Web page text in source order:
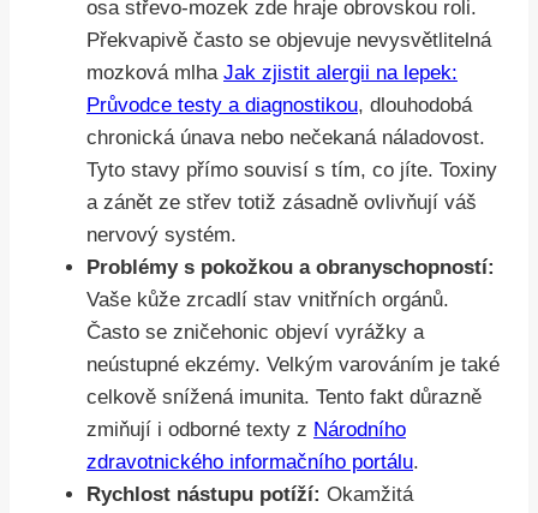
osa střevo-mozek zde hraje obrovskou roli.
Překvapivě často se objevuje nevysvětlitelná
mozková mlha Jak zjistit alergii na lepek:
Průvodce testy a diagnostikou, dlouhodobá
chronická únava nebo nečekaná náladovost.
Tyto stavy přímo souvisí s tím, co jíte. Toxiny
a zánět ze střev totiž zásadně ovlivňují váš
nervový systém.
Problémy s pokožkou a obranyschopností:
Vaše kůže zrcadlí stav vnitřních orgánů.
Často se zničehonic objeví vyrážky a
neústupné ekzémy. Velkým varováním je také
celkově snížená imunita. Tento fakt důrazně
zmiňují i odborné texty z Národního
zdravotnického informačního portálu.
Rychlost nástupu potíží: Okamžitá